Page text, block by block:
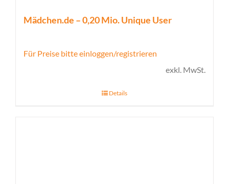
Mädchen.de – 0,20 Mio. Unique User
Für Preise bitte einloggen/registrieren
exkl. MwSt.
Details